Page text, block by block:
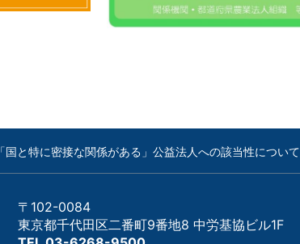
「国と特に密接な関係がある」公益法人への該当性について
〒102-0084
東京都千代田区二番町9番地8 中労基協ビル1F